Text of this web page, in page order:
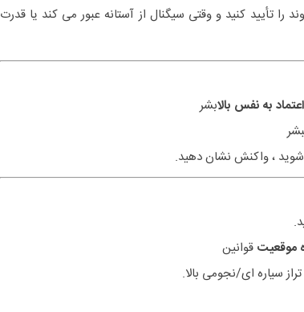
را تأیید کنید و وقتی سیگنال از آستانه عبور می کند یا قدرت
به نفس بالابشر
بشر
شوید ، واکنش نشان دهید.
موقعیت قوانین
سیاره ای/نجومی بالا.